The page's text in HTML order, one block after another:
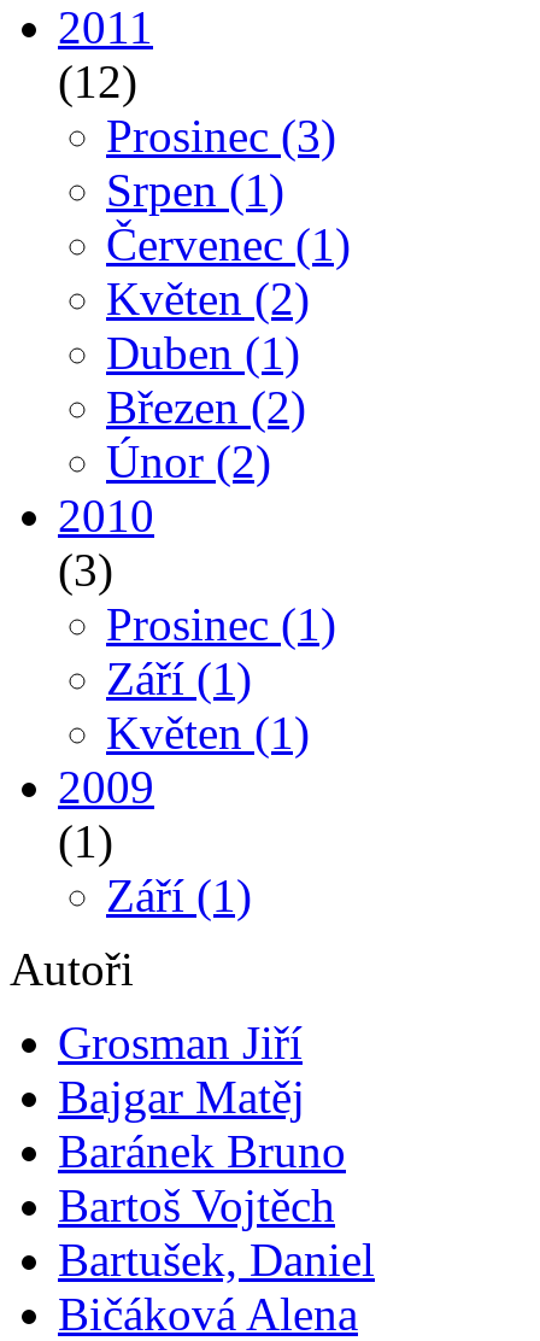
2011
(12)
Prosinec (3)
Srpen (1)
Červenec (1)
Květen (2)
Duben (1)
Březen (2)
Únor (2)
2010
(3)
Prosinec (1)
Září (1)
Květen (1)
2009
(1)
Září (1)
Autoři
Grosman Jiří
Bajgar Matěj
Baránek Bruno
Bartoš Vojtěch
Bartušek, Daniel
Bičáková Alena